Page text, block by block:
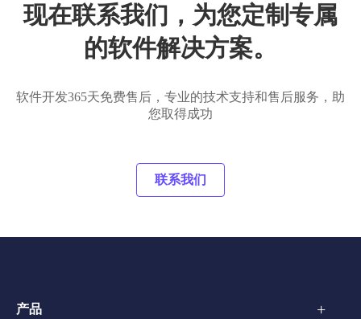
现在联系我们，为您定制专属
的软件解决方案。
软件开发365天免费售后，专业的技术支持和售后服务，助
您取得成功
联系我们
产品 +